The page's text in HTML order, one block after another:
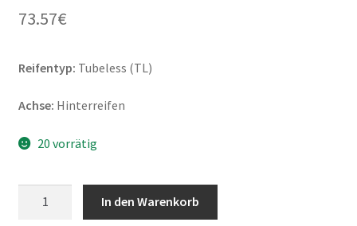
73.57€
Reifentyp: Tubeless (TL)
Achse: Hinterreifen
20 vorrätig
In den Warenkorb